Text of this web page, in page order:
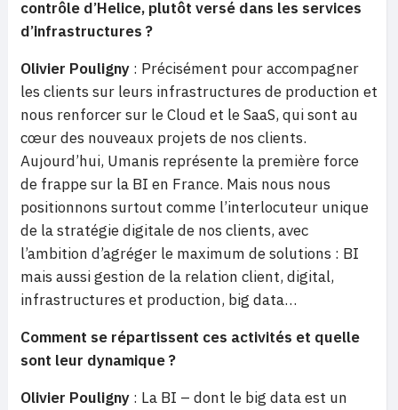
contrôle d’Helice, plutôt versé dans les services
d’infrastructures ?
Olivier Pouligny : Précisément pour accompagner
les clients sur leurs infrastructures de production et
nous renforcer sur le Cloud et le SaaS, qui sont au
cœur des nouveaux projets de nos clients.
Aujourd’hui, Umanis représente la première force
de frappe sur la BI en France. Mais nous nous
positionnons surtout comme l’interlocuteur unique
de la stratégie digitale de nos clients, avec
l’ambition d’agréger le maximum de solutions : BI
mais aussi gestion de la relation client, digital,
infrastructures et production, big data…
Comment se répartissent ces activités et quelle
sont leur dynamique ?
Olivier Pouligny : La BI – dont le big data est un